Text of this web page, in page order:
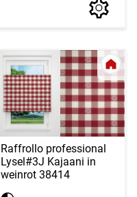
Raffrollo professional
Lysel#3J Kajaani in
weinrot 38414